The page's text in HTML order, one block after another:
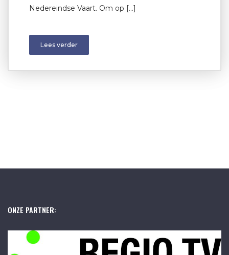
Nedereindse Vaart. Om op […]
Lees verder
ONZE PARTNER: